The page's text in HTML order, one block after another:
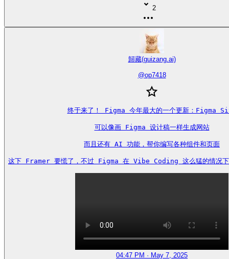
2
歸藏(guizang.ai)
@op7418
终于来了！ Figma 今年最大的一个更新：Figma
可以像画 Figma 设计稿一样生成网站
而且还有 AI 功能，帮你编写各种组件和页面
这下 Framer 要慌了，不过 Figma 在 Vibe Coding 这么猛的情况下
04:47 PM · May 7, 2025